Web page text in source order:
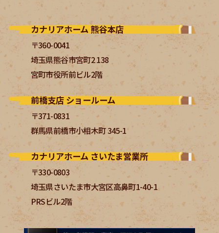
カナリアホーム 熊谷本店
〒360-0041
埼玉県熊谷市宮町2 138
宮町市役所前ビル2階
前橋支店 ショールーム
〒371-0831
群馬県前橋市小相木町 345-1
カナリアホーム さいたま営業所
〒330-0803
埼玉県さいたま市大宮区高鼻町1-40-1
PRSビル2階